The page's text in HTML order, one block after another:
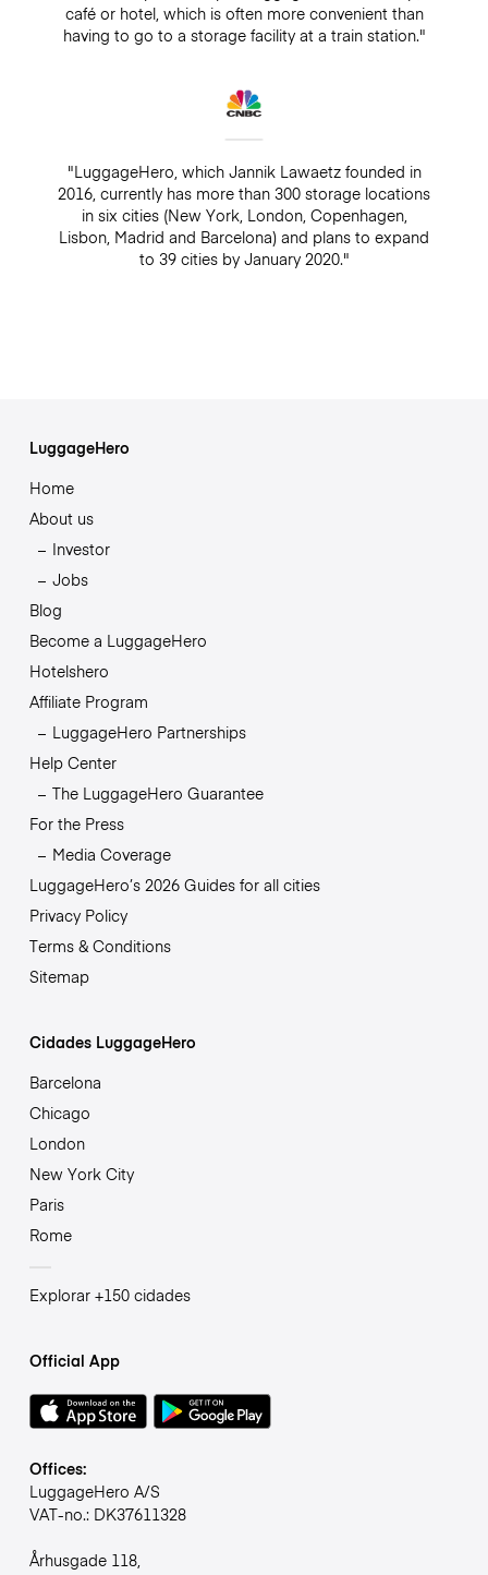
café or hotel, which is often more convenient than
having to go to a storage facility at a train station."
"LuggageHero, which Jannik Lawaetz founded in
2016, currently has more than 300 storage locations
in six cities (New York, London, Copenhagen,
Lisbon, Madrid and Barcelona) and plans to expand
to 39 cities by January 2020."
LuggageHero
Home
About us
Investor
Jobs
Blog
Become a LuggageHero
Hotelshero
Affiliate Program
LuggageHero Partnerships
Help Center
The LuggageHero Guarantee
For the Press
Media Coverage
LuggageHero’s 2026 Guides for all cities
Privacy Policy
Terms & Conditions
Sitemap
Cidades LuggageHero
Barcelona
Chicago
London
New York City
Paris
Rome
Explorar +150 cidades
Official App
Offices:
LuggageHero A/S
VAT-no.: DK37611328
Århusgade 118,